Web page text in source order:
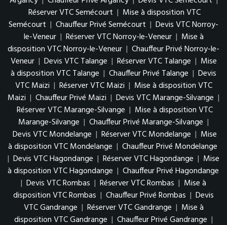
Réserver VTC Semécourt | Mise à disposition VTC
Semécourt | Chauffeur Privé Semécourt | Devis VTC Norroy-
le-Veneur | Réserver VTC Norroy-le-Veneur | Mise à
disposition VTC Norroy-le-Veneur | Chauffeur Privé Norroy-le-
Veneur | Devis VTC Talange | Réserver VTC Talange | Mise
à disposition VTC Talange | Chauffeur Privé Talange | Devis
VTC Maizi | Réserver VTC Maizi | Mise à disposition VTC
Maizi | Chauffeur Privé Maizi | Devis VTC Marange-Silvange |
Réserver VTC Marange-Silvange | Mise à disposition VTC
Marange-Silvange | Chauffeur Privé Marange-Silvange |
Devis VTC Mondelange | Réserver VTC Mondelange | Mise
à disposition VTC Mondelange | Chauffeur Privé Mondelange
| Devis VTC Hagondange | Réserver VTC Hagondange | Mise
à disposition VTC Hagondange | Chauffeur Privé Hagondange
| Devis VTC Rombas | Réserver VTC Rombas | Mise à
disposition VTC Rombas | Chauffeur Privé Rombas | Devis
VTC Gandrange | Réserver VTC Gandrange | Mise à
disposition VTC Gandrange | Chauffeur Privé Gandrange |